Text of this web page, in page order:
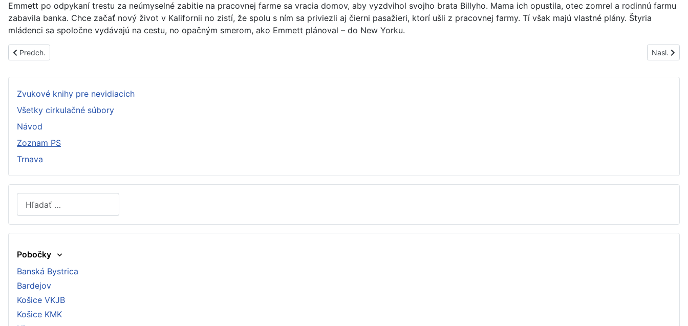
Emmett po odpykaní trestu za neúmyselné zabitie na pracovnej farme sa vracia domov, aby vyzdvihol svojho brata Billyho. Mama ich opustila, otec zomrel a rodinnú farmu
zabavila banka. Chce začať nový život v Kalifornii no zistí, že spolu s ním sa priviezli aj čierni pasažieri, ktorí ušli z pracovnej farmy. Tí však majú vlastné plány. Štyria
mládenci sa spoločne vydávajú na cestu, no opačným smerom, ako Emmett plánoval – do New Yorku.
Predchádzajúci článok: PS1598A
Predch. Nasl.
Zvukové knihy pre nevidiacich
Všetky cirkulačné súbory
Návod
Zoznam PS
Trnava
Hľadať
Type 2 or more characters for results.
Pobočky
Banská Bystrica
Bardejov
Košice VKJB
Košice KMK